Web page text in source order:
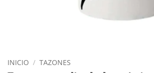
INICIO / TAZONES